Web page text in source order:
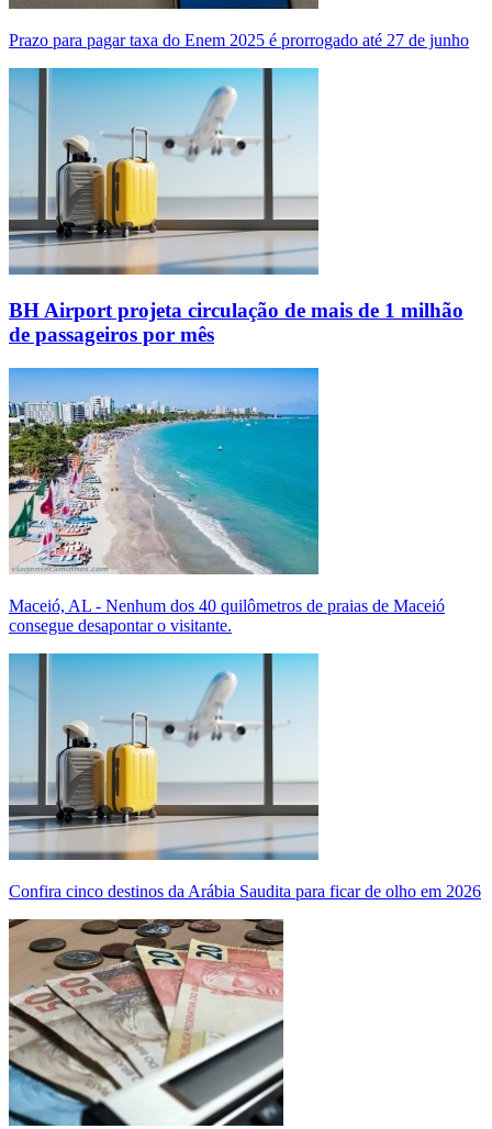
Prazo para pagar taxa do Enem 2025 é prorrogado até 27 de junho
BH Airport projeta circulação de mais de 1 milhão
de passageiros por mês
Maceió, AL - Nenhum dos 40 quilômetros de praias de Maceió
consegue desapontar o visitante.
Confira cinco destinos da Arábia Saudita para ficar de olho em 2026